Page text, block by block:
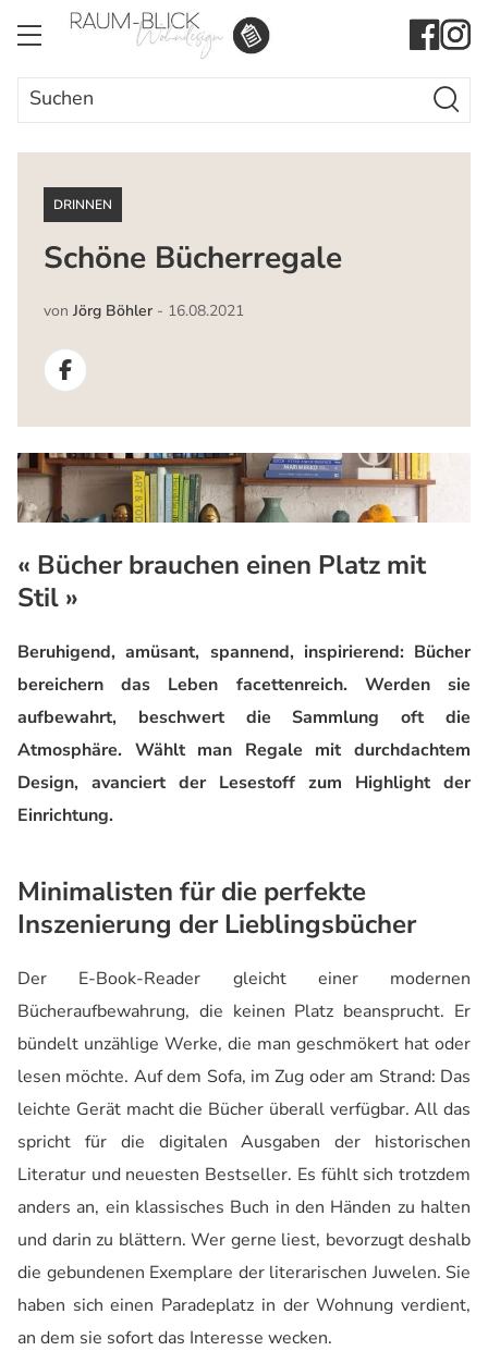
Search
for:
Search
DRINNEN
Schöne Bücherregale
von Jörg Böhler - 16.08.2021
« Bücher brauchen einen Platz mit
Stil »
Beruhigend, amüsant, spannend, inspirierend: Bücher
bereichern das Leben facettenreich. Werden sie
aufbewahrt, beschwert die Sammlung oft die
Atmosphäre. Wählt man Regale mit durchdachtem
Design, avanciert der Lesestoff zum Highlight der
Einrichtung.
Minimalisten für die perfekte
Inszenierung der Lieblingsbücher
Der E-Book-Reader gleicht einer modernen
Bücheraufbewahrung, die keinen Platz beansprucht. Er
bündelt unzählige Werke, die man geschmökert hat oder
lesen möchte. Auf dem Sofa, im Zug oder am Strand: Das
leichte Gerät macht die Bücher überall verfügbar. All das
spricht für die digitalen Ausgaben der historischen
Literatur und neuesten Bestseller. Es fühlt sich trotzdem
anders an, ein klassisches Buch in den Händen zu halten
und darin zu blättern. Wer gerne liest, bevorzugt deshalb
die gebundenen Exemplare der literarischen Juwelen. Sie
haben sich einen Paradeplatz in der Wohnung verdient,
an dem sie sofort das Interesse wecken.